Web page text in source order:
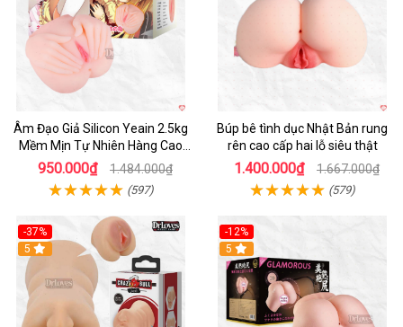
Âm Đạo Giả Silicon Yeain 2.5kg
Mềm Mịn Tự Nhiên Hàng Cao
Cấp
950.000₫ 1.484.000₫
(597)
Búp bê tình dục Nhật Bản rung
rên cao cấp hai lỗ siêu thật
1.400.000₫ 1.667.000₫
(579)
-37%
Hot
5
-12%
Hot
5